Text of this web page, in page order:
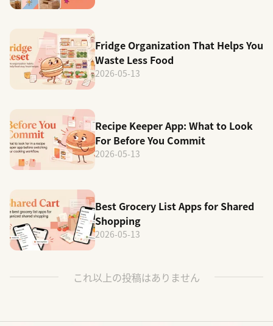
Fridge Organization That Helps You
Waste Less Food
2026-05-13
Recipe Keeper App: What to Look
For Before You Commit
2026-05-13
Best Grocery List Apps for Shared
Shopping
2026-05-13
これ以上の投稿はありません